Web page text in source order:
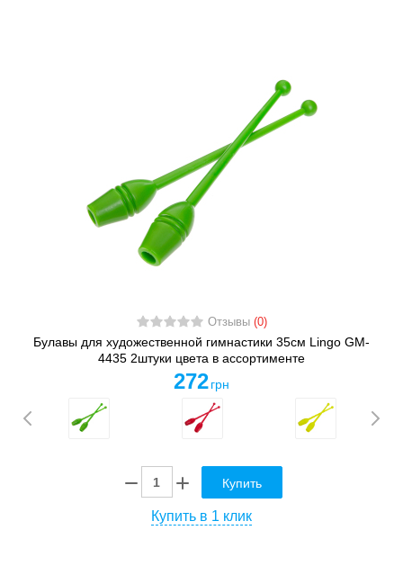
Отзывы (0)
Булавы для художественной гимнастики 35см Lingo GM-
4435 2штуки цвета в ассортименте
272 грн
Купить
Купить в 1 клик